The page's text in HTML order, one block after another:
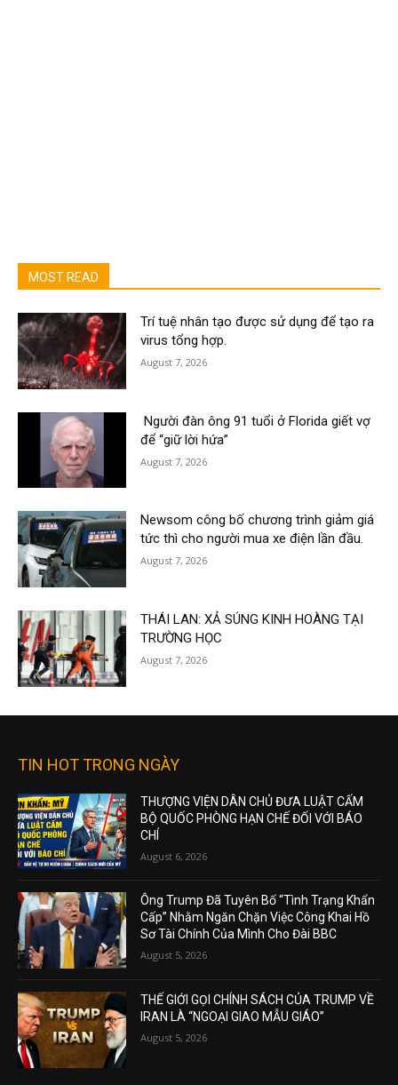
MOST READ
Trí tuệ nhân tạo được sử dụng để tạo ra
virus tổng hợp.
August 7, 2026
Người đàn ông 91 tuổi ở Florida giết vợ
để “giữ lời hứa”
August 7, 2026
Newsom công bố chương trình giảm giá
tức thì cho người mua xe điện lần đầu.
August 7, 2026
THÁI LAN: XẢ SÚNG KINH HOÀNG TẠI
TRƯỜNG HỌC
August 7, 2026
TIN HOT TRONG NGÀY
THƯỢNG VIỆN DÂN CHỦ ĐƯA LUẬT CẤM
BỘ QUỐC PHÒNG HẠN CHẾ ĐỐI VỚI BÁO
CHÍ
August 6, 2026
Ông Trump Đã Tuyên Bố “Tình Trạng Khẩn
Cấp” Nhằm Ngăn Chặn Việc Công Khai Hồ
Sơ Tài Chính Của Mình Cho Đài BBC
August 5, 2026
THẾ GIỚI GỌI CHÍNH SÁCH CỦA TRUMP VỀ
IRAN LÀ “NGOẠI GIAO MẪU GIÁO”
August 5, 2026